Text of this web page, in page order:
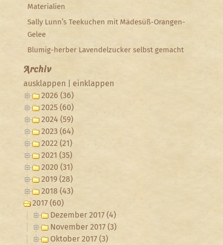
Materialien
Sally Lunn’s Teekuchen mit Mädesüß-Orangen-
Gelee
Blumig-herber Lavendelzucker selbst gemacht
Archiv
ausklappen
einklappen
2026 (36)
2025 (60)
2024 (59)
2023 (64)
2022 (21)
2021 (35)
2020 (31)
2019 (28)
2018 (43)
2017 (60)
Dezember 2017 (4)
November 2017 (3)
Oktober 2017 (3)